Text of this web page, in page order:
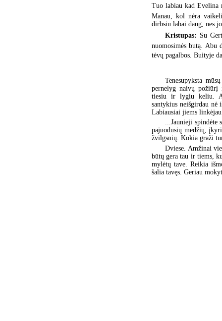
Tuo labiau kad Evelina
Manau, kol nėra
dirbsiu labai daug, nes
Kristupas: Su
nuomosimės butą. Abu
tėvų pagalbos. Buityje
Tenesupyksta
pernelyg naivų
tiesiu ir lygiu keliu.
santykius neišgirdau
Labiausiai jiems
...Jaunieji spindėte
pajuodusių medžių,
žvilgsnių. Kokia graži
Dviese. Amžinai
būtų gera tau ir tiems,
mylėtų tave. Reikia
šalia tavęs. Geriau